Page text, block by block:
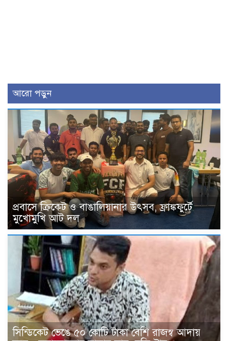
আরো পড়ুন
প্রবাসে ক্রিকেট ও বাঙালিয়ানার উৎসব, ফ্রাঙ্কফুর্টে
মুখোমুখি আট দল
সিন্ডিকেট ভেঙে ৫০ কোটি টাকা বেশি রাজস্ব আদায়